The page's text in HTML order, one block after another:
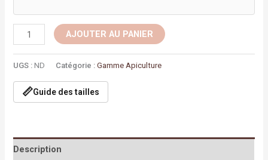
AJOUTER AU PANIER
UGS :ND Catégorie :Gamme Apiculture
📏Guide des tailles
Description